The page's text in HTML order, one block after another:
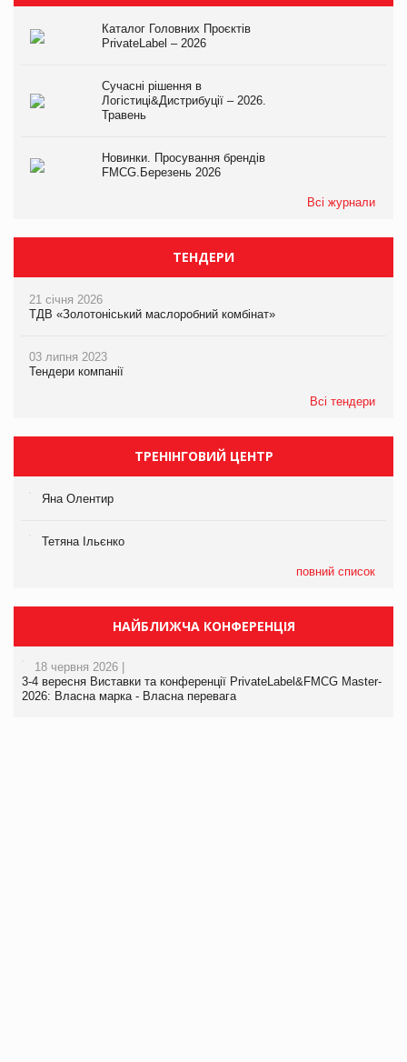
Каталог Головних Проєктів
PrivateLabel – 2026
Сучасні рішення в
Логістиці&Дистрибуції – 2026.
Травень
Новинки. Просування брендів
FMCG.Березень 2026
Всі журнали
ТЕНДЕРИ
21 січня 2026
ТДВ «Золотоніський маслоробний комбінат»
03 липня 2023
Тендери компанії
Всі тендери
ТРЕНІНГОВИЙ ЦЕНТР
Яна Олентир
Тетяна Ільєнко
повний список
НАЙБЛИЖЧА КОНФЕРЕНЦІЯ
18 червня 2026 |
3-4 вересня Виставки та конференції PrivateLabel&FMCG Master-
2026: Власна марка - Власна перевага